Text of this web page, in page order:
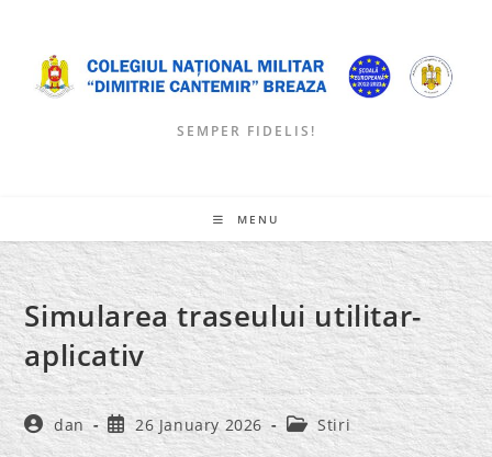
content
SEMPER FIDELIS!
MENU
Simularea traseului utilitar-
aplicativ
Post
author:
dan
Post
published:
26 January 2026
Post
category:
Stiri